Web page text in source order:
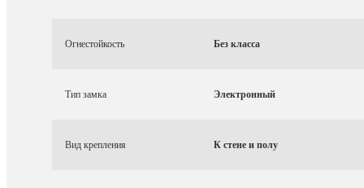
Огнестойкость Без класса
Тип замка Электронный
Вид крепления К стене и полу